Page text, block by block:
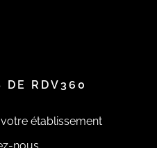
DE RDV360
établissement